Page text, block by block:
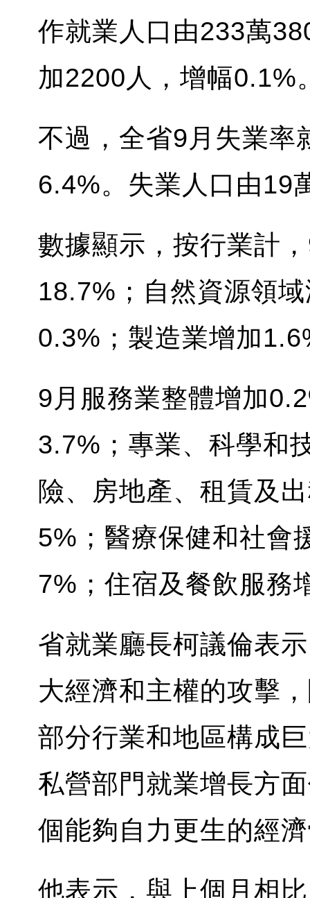
作就業人口由233萬
加2200人，增幅
不過，全省9月失業率
6.4%。失業人口由19
數據顯示，按行業計
18.7%；自然資源領
0.3%；製造業增加
9月服務業整體增加
3.7%；專業、科學和
險、房地產、租賃及
5%；醫療保健和社會
7%；住宿及餐飲服務
省就業廳長柯議倫表
大經濟和主權的攻擊
部分行業和地區構成
私營部門就業增長方
個能夠自力更生的經
他表示，與上個月相